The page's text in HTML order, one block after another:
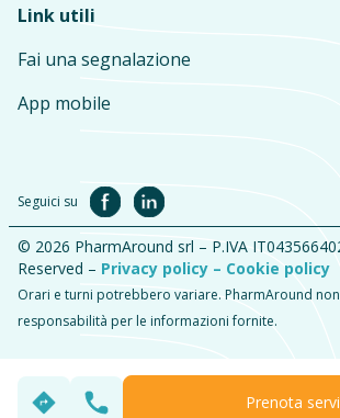
Link utili
Fai una segnalazione
App mobile
Seguici su
© 2026 PharmAround srl – P.IVA
Reserved – Privacy policy – Cookie policy
Orari e turni potrebbero variare. PharmAround
responsabilità per le informazioni fornite.
Prenota